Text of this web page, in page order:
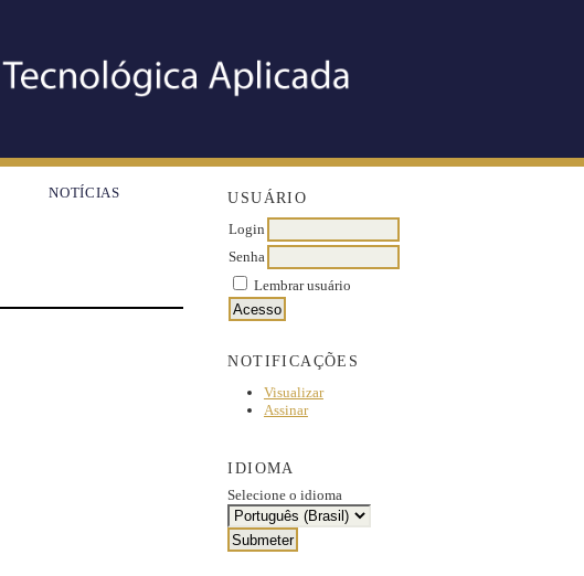
USUÁRIO
Login
Senha
Lembrar usuário
NOTIFICAÇÕES
Visualizar
Assinar
IDIOMA
Selecione o idioma
NOTÍCIAS